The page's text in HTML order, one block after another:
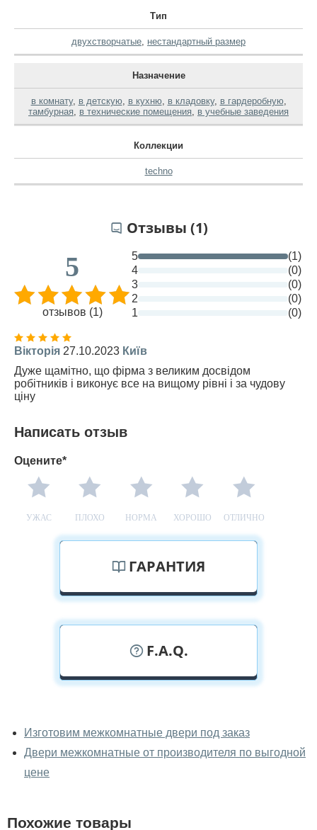
Тип
двухстворчатые нестандартный размер
Назначение
в комнату, в детскую, в кухню, в кладовку, в гардеробную,
тамбурная
в технические помещения в учебные заведения
Коллекции
techno
Отзывы (1)
5
отзывов (1)
5
(1)
4
(0)
3
(0)
2
(0)
1
(0)
Вікторія 27.10.2023 Київ
Дуже щамітно, що фірма з великим досвідом
робітників і виконує все на вищому рівні і за чудову
ціну
Написать отзыв
Оцените*
УЖАС ПЛОХО НОРМА ХОРОШО ОТЛИЧНО
ГАРАНТИЯ
F.A.Q.
межкомнатные заказные двери
вживую?
Да, можно посмотреть межкомнатные заказные двери
Изготовим межкомнатные двери под заказ
Двери межкомнатные от производителя по выгодной
цене
Похожие товары